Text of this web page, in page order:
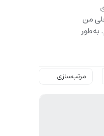
من
به‌طور
مرتب‌سازی